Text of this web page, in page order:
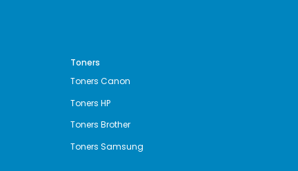
Toners
Toners Canon
Toners HP
Toners Brother
Toners Samsung